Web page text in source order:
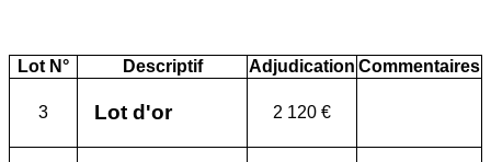
Lot N° Descriptif Adjudication Commentaires
3 Lot d'or 2 120 €